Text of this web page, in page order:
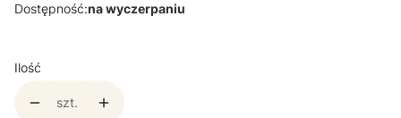
Dostępność:na wyczerpaniu
Ilość
szt.